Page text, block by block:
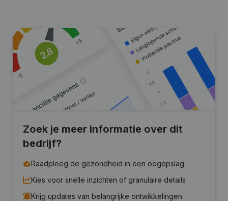
Zoek je meer informatie over dit
bedrijf?
Raadpleeg de gezondheid in een oogopslag
Kies voor snelle inzichten of granulaire details
Krijg updates van belangrijke ontwikkelingen